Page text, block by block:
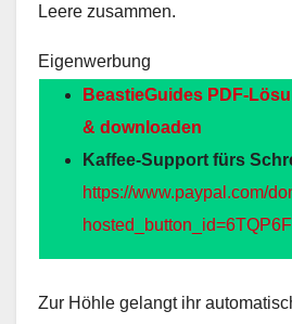
Leere zusammen.
Eigenwerbung
BeastieGuides PDF-
& downloaden
Kaffee-Support fürs
https://www.paypal.com/
Zur Höhle gelangt ihr